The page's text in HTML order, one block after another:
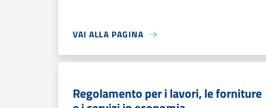
VAI ALLA PAGINA
Regolamento per i lavori, le forniture